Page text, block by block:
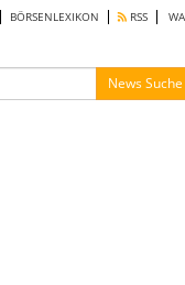
BÖRSENLEXIKON RSS
News Suche